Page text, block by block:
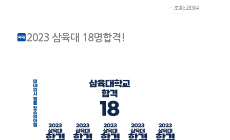
ㆍ조회: 28304
2023 삼육대 18명합격!